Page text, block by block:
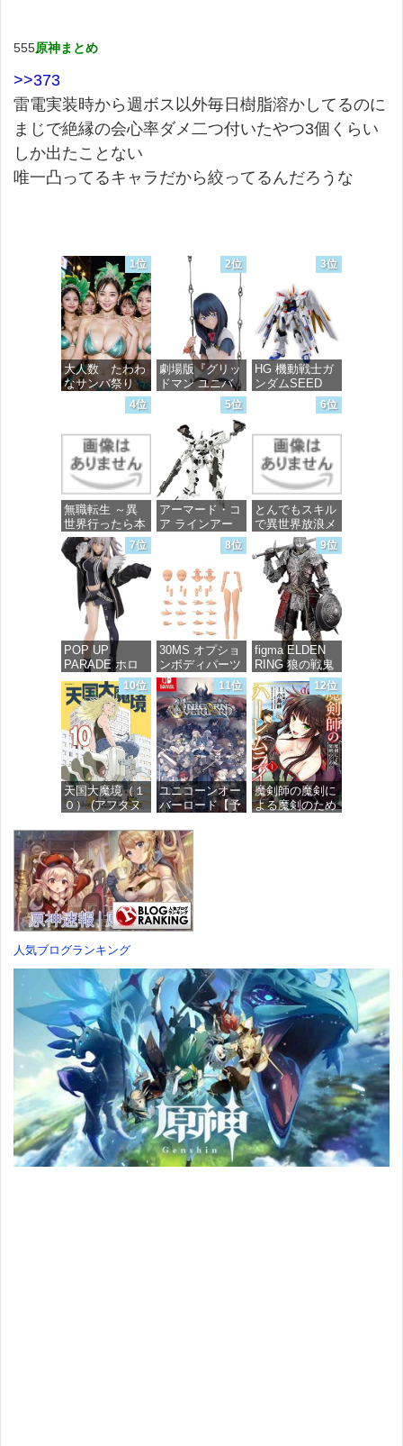
555原神まとめ
>>373
雷電実装時から週ボス以外毎日樹脂溶かしてるのに
まじで絶縁の会心率ダメ二つ付いたやつ3個くらい
しか出たことない
唯一凸ってるキャラだから絞ってるんだろうな
1位
大人数 たわわ
なサンバ祭り
価格：¥99
2位
劇場版『グリッ
ドマン ユニバ
ース』 宝多六
花 wall figure
1/7スケール プ
ラスチック製
塗装済み完成品
フィギュア
価格：¥13,756
3位
HG 機動戦士ガ
ンダムSEED
FREEDOM マ
イティーストラ
ガンダム 1/144
スケール 色分
け済みプラモデ
価格：¥4,800
4位
無職転生 ～異
世界行ったら本
気だす～ 20
(MFコミック
ス フラッパー
シリーズ)
価格：¥748
5位
アーマード・コ
ア ラインアー
ク ホワイト・
グリント 全高
約160mm 1/72
スケール プラ
モデル
価格：¥7,367
6位
とんでもスキル
で異世界放浪メ
シ 10 (ガルドコ
ミックス)
価格：¥726
7位
POP UP
PARADE ホロ
ライブプロダク
ション 獅白ぼ
たん ノンスケ
ール プラスチ
ック製 塗装済
み完成品フィギ
ュア
価格：¥4,676
8位
30MS オプショ
ンボディパーツ
アームパーツ&
レッグパーツ
[カラーC] 色分
け済みプラモデ
ル
価格：¥1,949
9位
figma ELDEN
RING 狼の戦鬼
ノンスケール
プラスチック製
塗装済み可動フ
ィギュア
価格：¥13,115
10位
天国大魔境（１
０） (アフタヌ
ス)
価格：¥759
11位
ユニコーンオー
バーロード【予
DLC「アトラス
×ヴァニラウェ
ア 紋章セッ
ト」 同梱 -
Switch
価格：¥7,182
12位
魔剣師の魔剣に
よる魔剣のため
人気ブログランキング